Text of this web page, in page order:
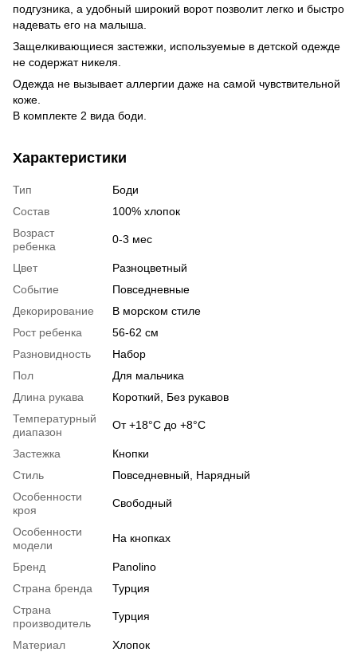
подгузника, а удобный широкий ворот позволит легко и быстро
надевать его на малыша.
Защелкивающиеся застежки, используемые в детской одежде
не содержат никеля.
Одежда не вызывает аллергии даже на самой чувствительной
коже.
В комплекте 2 вида боди.
Характеристики
Тип
Боди
Состав
100% хлопок
Возраст
ребенка
0-3 мес
Цвет
Разноцветный
Событие
Повседневные
Декорирование
В морском стиле
Рост ребенка
56-62 см
Разновидность
Набор
Пол
Для мальчика
Длина рукава
Короткий, Без рукавов
Температурный
диапазон
От +18°C до +8°C
Застежка
Кнопки
Стиль
Повседневный, Нарядный
Особенности
кроя
Свободный
Особенности
модели
На кнопках
Бренд
Panolino
Страна бренда
Турция
Страна
производитель
Турция
Материал Хлопок